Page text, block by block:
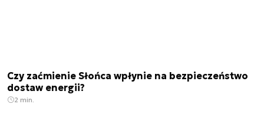
Czy zaćmienie Słońca wpłynie na bezpieczeństwo
dostaw energii?
2 min.